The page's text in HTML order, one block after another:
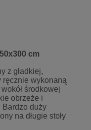
płatności
cm
z gładkiej,
ręcznie wykonaną
środkowej
obrzeże i
Bardzo duży
na długie stoły